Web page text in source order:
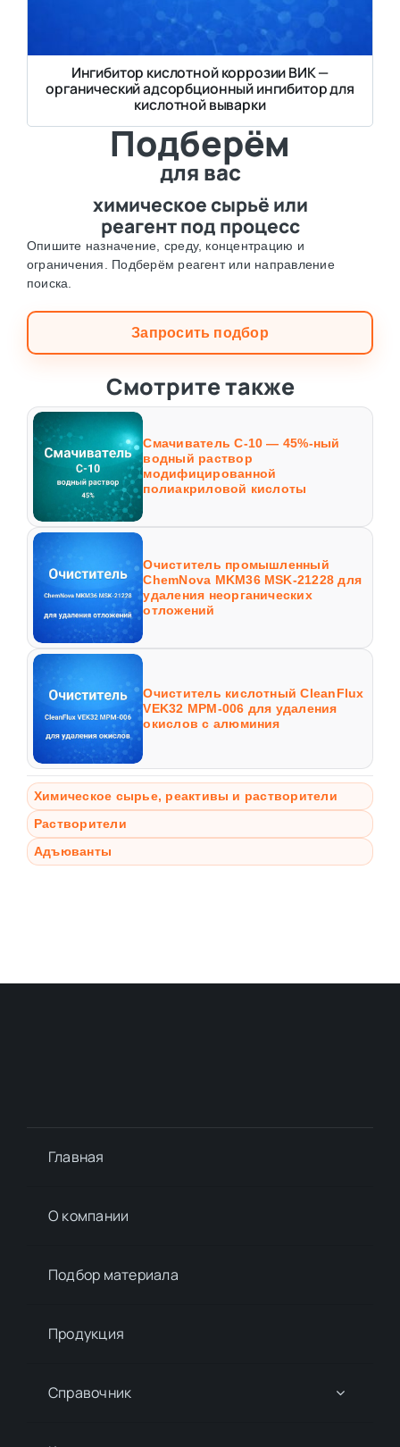
Ингибитор кислотной коррозии ВИК —
органический адсорбционный ингибитор для
кислотной выварки
Подберём
для вас
химическое сырьё или
реагент под процесс
Опишите назначение, среду, концентрацию и
ограничения. Подберём реагент или направление
поиска.
Запросить подбор
Смотрите также
Смачиватель С-10 — 45%-ный
водный раствор
модифицированной
полиакриловой кислоты
Очиститель промышленный
ChemNova MKM36 MSK-21228 для
удаления неорганических
отложений
Очиститель кислотный CleanFlux
VEK32 MPM-006 для удаления
окислов с алюминия
Химическое сырье, реактивы и растворители
Растворители
Адъюванты
Главная
О компании
Подбор материалa
Продукция
Справочник